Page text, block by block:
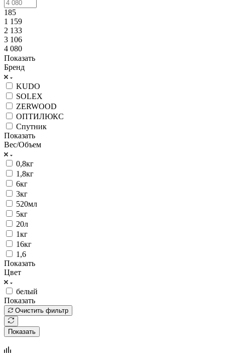
185
1 159
2 133
3 106
4 080
Показать
Бренд
KUDO
SOLEX
ZERWOOD
ОПТИЛЮКС
Спутник
Показать
Вес/Объем
0,8кг
1,8кг
6кг
3кг
520мл
5кг
20л
1кг
16кг
1,6
Показать
Цвет
белый
Показать
Очистить фильтр
Показать